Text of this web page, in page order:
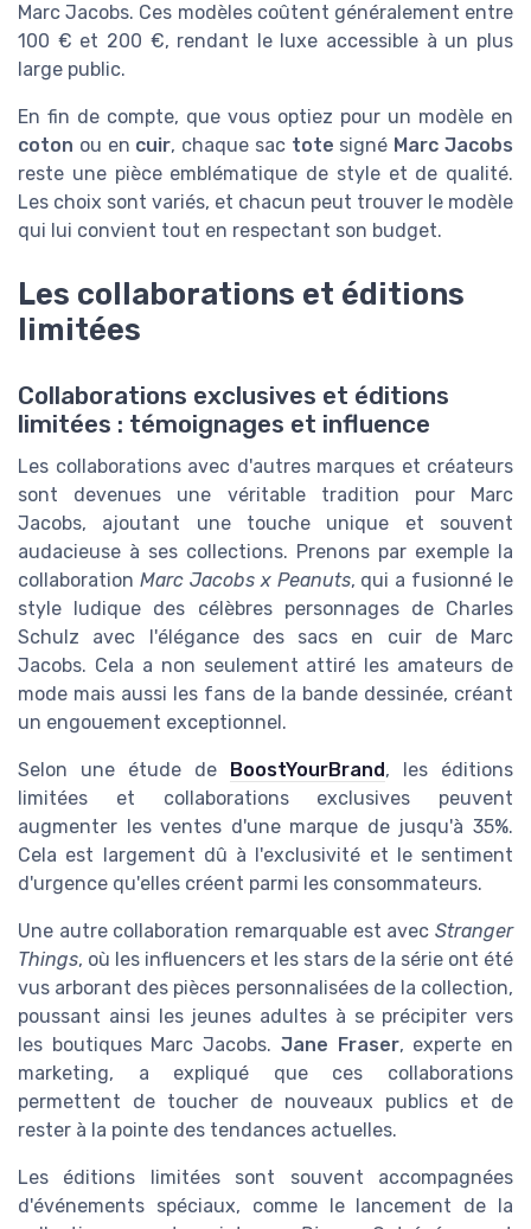
Marc Jacobs. Ces modèles coûtent généralement entre
100 € et 200 €, rendant le luxe accessible à un plus
large public.
En fin de compte, que vous optiez pour un modèle en
coton ou en cuir, chaque sac tote signé Marc Jacobs
reste une pièce emblématique de style et de qualité.
Les choix sont variés, et chacun peut trouver le modèle
qui lui convient tout en respectant son budget.
Les collaborations et éditions
limitées
Collaborations exclusives et éditions
limitées : témoignages et influence
Les collaborations avec d'autres marques et créateurs
sont devenues une véritable tradition pour Marc
Jacobs, ajoutant une touche unique et souvent
audacieuse à ses collections. Prenons par exemple la
collaboration Marc Jacobs x Peanuts, qui a fusionné le
style ludique des célèbres personnages de Charles
Schulz avec l'élégance des sacs en cuir de Marc
Jacobs. Cela a non seulement attiré les amateurs de
mode mais aussi les fans de la bande dessinée, créant
un engouement exceptionnel.
Selon une étude de BoostYourBrand , les éditions
limitées et collaborations exclusives peuvent
augmenter les ventes d'une marque de jusqu'à 35%.
Cela est largement dû à l'exclusivité et le sentiment
d'urgence qu'elles créent parmi les consommateurs.
Une autre collaboration remarquable est avec Stranger
Things, où les influencers et les stars de la série ont été
vus arborant des pièces personnalisées de la collection,
poussant ainsi les jeunes adultes à se précipiter vers
les boutiques Marc Jacobs. Jane Fraser, experte en
marketing, a expliqué que ces collaborations
permettent de toucher de nouveaux publics et de
rester à la pointe des tendances actuelles.
Les éditions limitées sont souvent accompagnées
d'événements spéciaux, comme le lancement de la